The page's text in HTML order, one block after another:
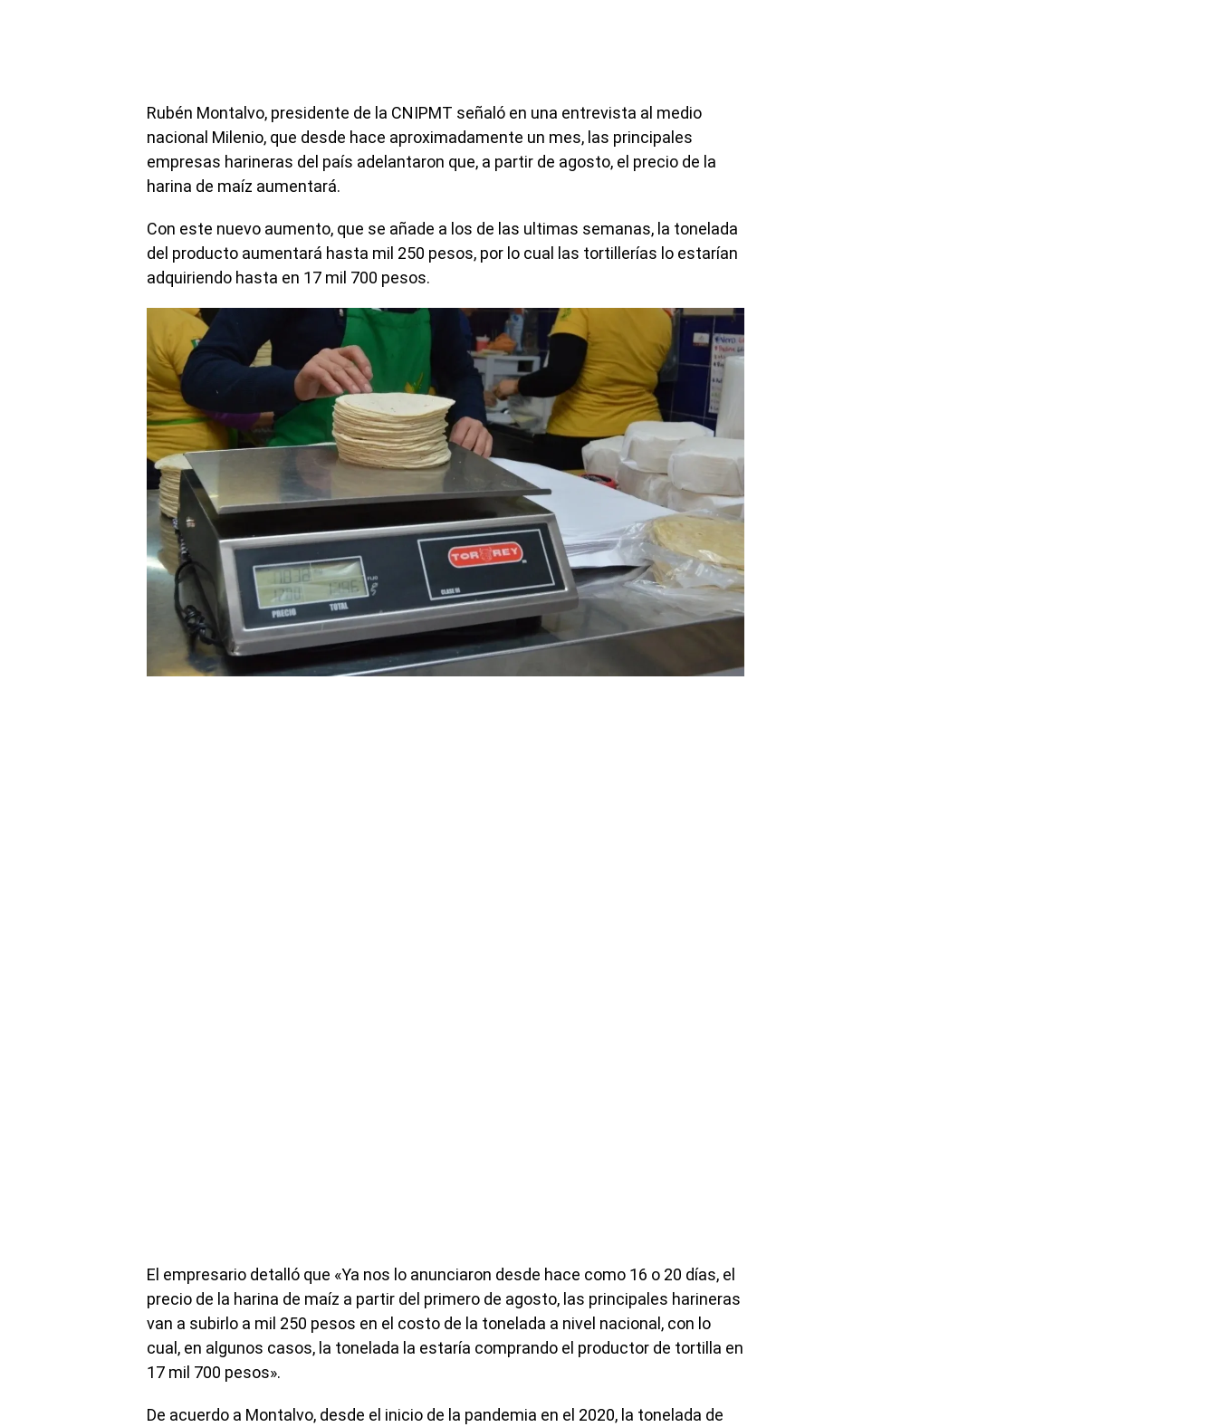
Rubén Montalvo, presidente de la CNIPMT señaló en una entrevista al medio
nacional Milenio, que desde hace aproximadamente un mes, las principales
empresas harineras del país adelantaron que, a partir de agosto, el precio de la
harina de maíz aumentará.
Con este nuevo aumento, que se añade a los de las ultimas semanas, la tonelada
del producto aumentará hasta mil 250 pesos, por lo cual las tortillerías lo estarían
adquiriendo hasta en 17 mil 700 pesos.
El empresario detalló que «Ya nos lo anunciaron desde hace como 16 o 20 días, el
precio de la harina de maíz a partir del primero de agosto, las principales harineras
van a subirlo a mil 250 pesos en el costo de la tonelada a nivel nacional, con lo
cual, en algunos casos, la tonelada la estaría comprando el productor de tortilla en
17 mil 700 pesos».
De acuerdo a Montalvo, desde el inicio de la pandemia en el 2020, la tonelada de